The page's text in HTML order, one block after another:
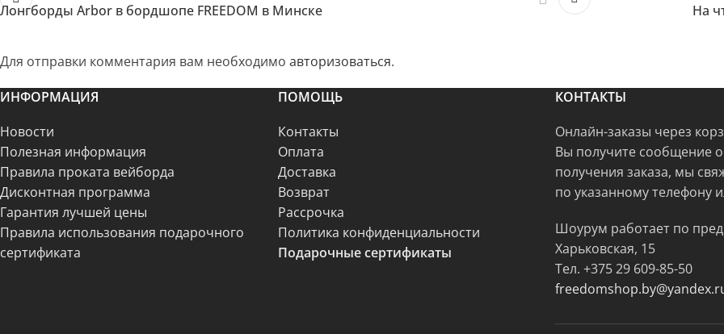
Лонгборды Arbor в бордшопе FREEDOM в Минске
На
Для отправки комментария вам необходимо авторизоваться.
ИНФОРМАЦИЯ
Новости
Полезная информация
Правила проката вейборда
Дисконтная программа
Гарантия лучшей цены
Правила использования подарочного
сертификата
ПОМОЩЬ
Контакты
Оплата
Доставка
Возврат
Рассрочка
Политика конфиденциальности
Подарочные сертификаты
КОНТАКТЫ
Онлайн-заказы через
Вы получите сообщение
получения заказа, мы
по указанному телефону
Шоурум работает по
Харьковская, 15
Тел. +375 29 609-85-50